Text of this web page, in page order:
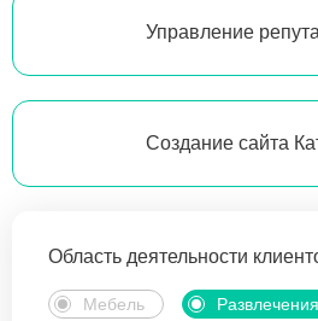
Управление
Создание сайта
Область деятельности
Мебель Развлечения